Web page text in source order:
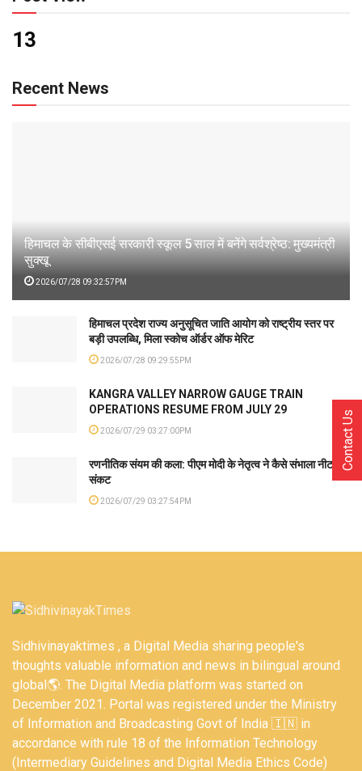
13
Recent News
हिमाचल के सीबीएसई सरकारी स्कूल 5 साल में बनेंगे सर्वश्रेष्ठ: मुख्यमंत्री
सुक्खू
2026/07/28 09:32:57PM
हिमाचल प्रदेश राज्य अनुसूचित जाति आयोग को राष्ट्रीय स्तर पर
बड़ी उपलब्धि, मिला स्कोच ऑर्डर ऑफ मेरिट
2026/07/28 09:29:55PM
KANGRA VALLEY NARROW GAUGE TRAIN
OPERATIONS RESUME FROM JULY 29
2026/07/29 03:27:00PM
रणनीतिक संयम की कला: पीएम मोदी के नेतृत्व ने कैसे संभाला नीट
संकट
2026/07/29 03:27:54PM
Sidhivinayaktimes , a Digital Media sharing people's
thoughts valuable information and news in bilingual around
global🌎. The Digital Media platform was started on
December 2021. Portal was registered under the Ministry
of Information and Broadcasting Govt of India 🇮🇳 in
accordance with rule 18 of the Information Technology
(Intermediary Guidelines and Digital Media Ethics Code)
Contact Us